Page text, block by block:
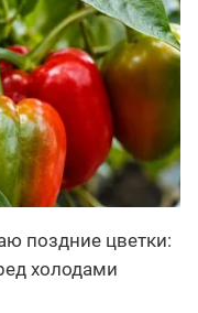
поздние цветки:
холодами